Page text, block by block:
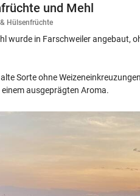
und Mehl
Hülsenfrüchte
wurde in Farschweiler angebaut,
Sorte ohne
ausgeprägten Aroma.